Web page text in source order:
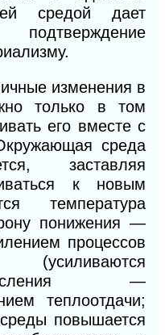
средой дает
подтверждение
изменения в
только в том
его вместе с
среда
заставляя
к новым
температура
понижения —
процессов
(усиливаются
—
теплоотдачи;
повышается